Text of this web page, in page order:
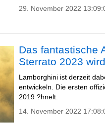
29. November 2022
Das fantastische
Sterrato 2023
Lamborghini ist derzeit
entwickeln. Die ersten
2019 ?hnelt.
14. November 2022